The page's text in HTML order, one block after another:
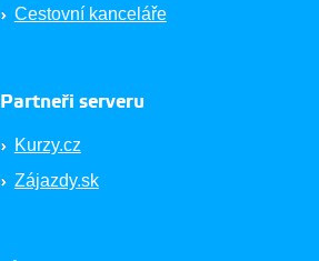
Cestovní kanceláře
Partneři serveru
Kurzy.cz
Zájazdy.sk